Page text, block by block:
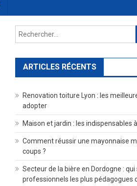
ARTICLES RÉCENTS
Renovation toiture Lyon : les
adopter
Maison et jardin : les indispensables
Comment réussir une mayonnaise
coups ?
Secteur de la bière en Dordogne : qui
professionnels les plus pédagogues